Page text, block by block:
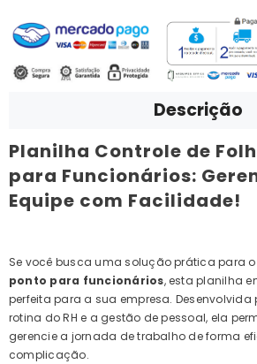
Descrição
Planilha Controle de
para Funcionários:
Equipe com Facilidade!
Se você busca uma solução prática para o
ponto para funcionários, esta planilha
perfeita para a sua empresa.
rotina do RH e a gestão de pessoal, ela
gerencie a jornada de trabalho de forma
complicação.